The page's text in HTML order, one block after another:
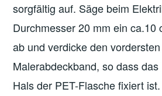
sorgfältig auf. Säge beim
Durchmesser 20 mm ein ca.10
ab und verdicke den
Malerabdeckband, so dass
Hals der PET-Flasche fixiert